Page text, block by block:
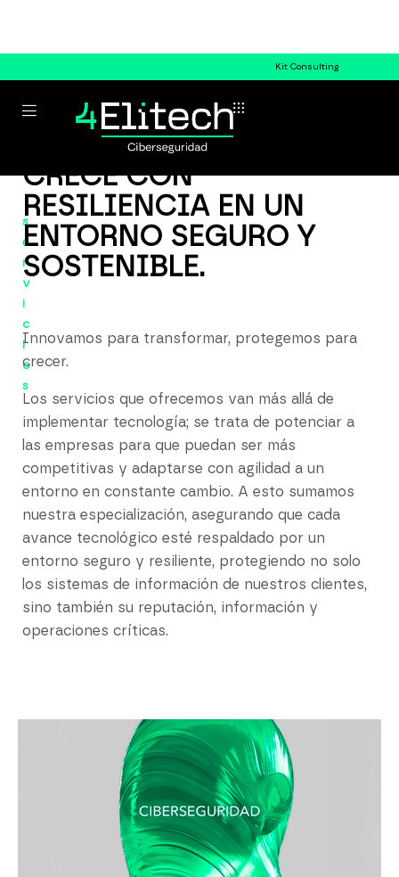
Kit Consulting
s
e
r
v
i
c
i
o
s
CRECE CON
RESILIENCIA EN UN
ENTORNO SEGURO Y
SOSTENIBLE.
Innovamos para transformar, protegemos para
crecer.
Los servicios que ofrecemos van más allá de
implementar tecnología; se trata de potenciar a
las empresas para que puedan ser más
competitivas y adaptarse con agilidad a un
entorno en constante cambio. A esto sumamos
nuestra especialización, asegurando que cada
avance tecnológico esté respaldado por un
entorno seguro y resiliente, protegiendo no solo
los sistemas de información de nuestros clientes,
sino también su reputación, información y
operaciones críticas.